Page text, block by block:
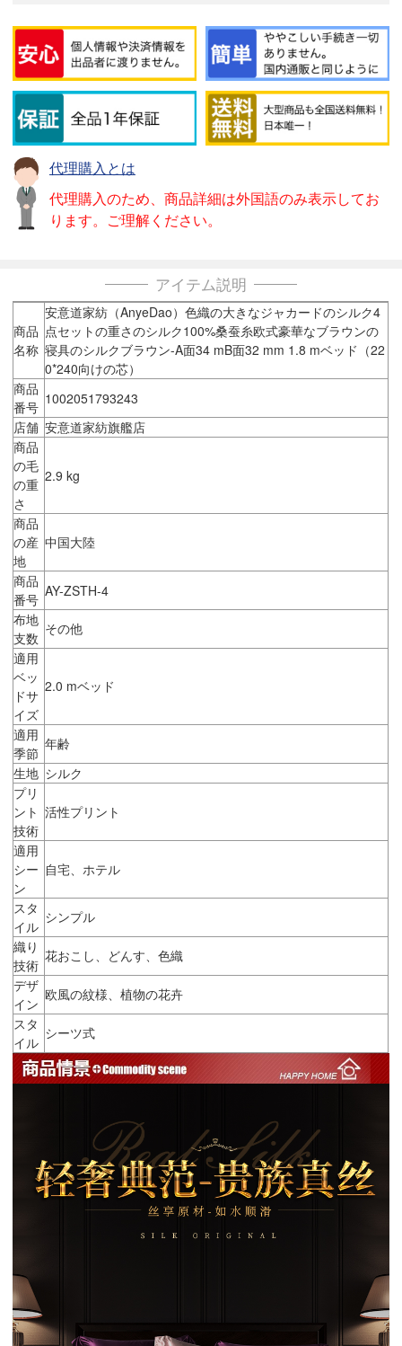
代理購入とは
代理購入のため、商品詳細は外国語のみ表示してお
ります。ご理解ください。
アイテム説明
商品
名称
安意道家紡（AnyeDao）色織の大きなジャカードのシルク4
点セットの重さのシルク100%桑蚕糸欧式豪華なブラウンの
寝具のシルクブラウン-A面34 mB面32 mm 1.8 mベッド（22
0*240向けの芯）
商品
番号 1002051793243
店舗 安意道家紡旗艦店
商品
の毛
の重
さ
2.9 kg
商品
の産
地
中国大陸
商品
番号 AY-ZSTH-4
布地
支数
その他
適用
ベッ
ドサ
イズ
2.0 mベッド
適用
季節
年齢
生地 シルク
プリ
ント
技術
活性プリント
適用
シー
ン
自宅、ホテル
スタ
イル
シンプル
織り
技術
花おこし、どんす、色織
デザ
イン
欧風の紋様、植物の花卉
スタ
イル
シーツ式